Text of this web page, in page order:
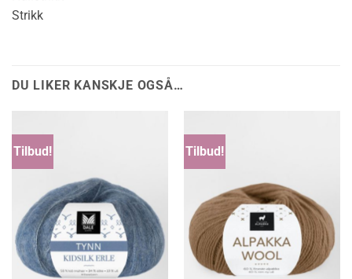
Strikk
DU LIKER KANSKJE OGSÅ…
Tilbud! Tilbud!